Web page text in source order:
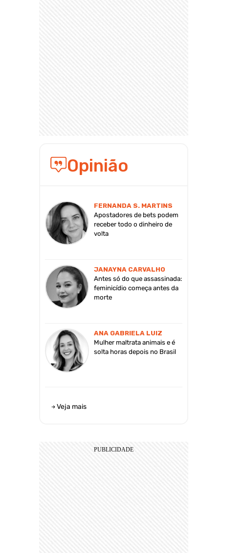
Opinião
FERNANDA S. MARTINS
Apostadores de bets podem
receber todo o dinheiro de
volta
JANAYNA CARVALHO
Antes só do que assassinada:
feminicídio começa antes da
morte
ANA GABRIELA LUIZ
Mulher maltrata animais e é
solta horas depois no Brasil
Veja mais